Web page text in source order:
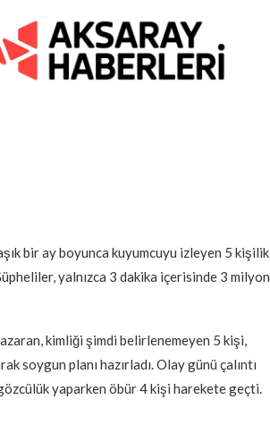
bir ay boyunca kuyumcuyu izleyen 5 kişilik
yalnızca 3 dakika içerisinde 3 milyon
kimliği şimdi belirlenemeyen 5 kişi,
soygun planı hazırladı. Olay günü çalıntı
yaparken öbür 4 kişi harekete geçti.